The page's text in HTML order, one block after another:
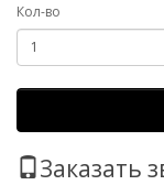
Кол-во
Заказать